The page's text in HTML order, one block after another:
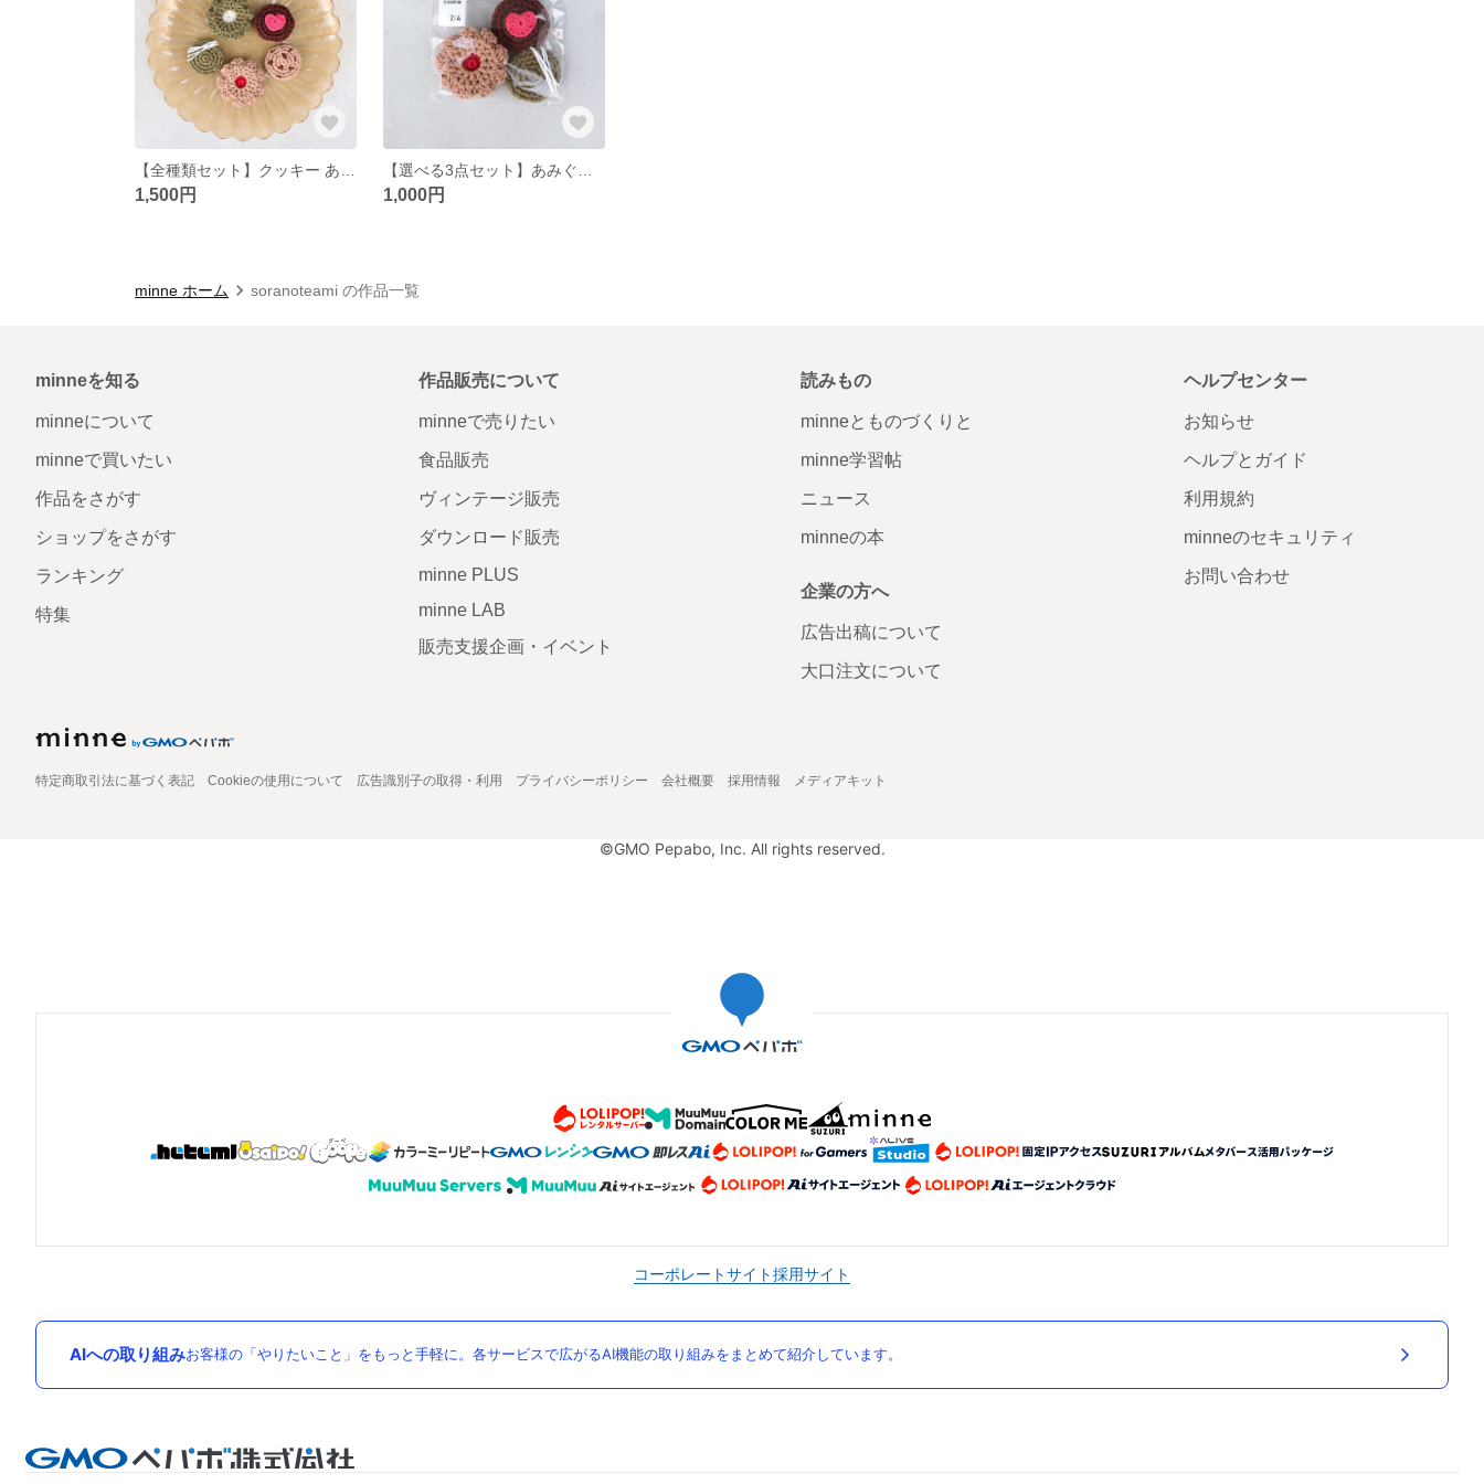
1,500円 1,000円
minne ホーム soranoteami の作品一覧
minneを知る
minneについて
minneで買いたい
作品をさがす
ショップをさがす
ランキング
特集
作品販売について
minneで売りたい
食品販売
ヴィンテージ販売
ダウンロード販売
minne PLUS
minne LAB
販売支援企画・イベント
読みもの
minneとものづくりと
minne学習帖
ニュース
minneの本
企業の方へ
広告出稿について
大口注文について
ヘルプセンター
お知らせ
ヘルプとガイド
利用規約
minneのセキュリティ
お問い合わせ
特定商取引法に基づく表記 Cookieの使用について 広告識別子の取得・利用 プライバシーポリシー 会社概要 採用情報 メディアキット
©GMO Pepabo, Inc. All rights reserved.
コーポレートサイト採用サイト
AIへの取り組みお客様の「やりたいこと」をもっと手軽に。各サービスで広がるAI機能の取り組みをまとめて紹介しています。